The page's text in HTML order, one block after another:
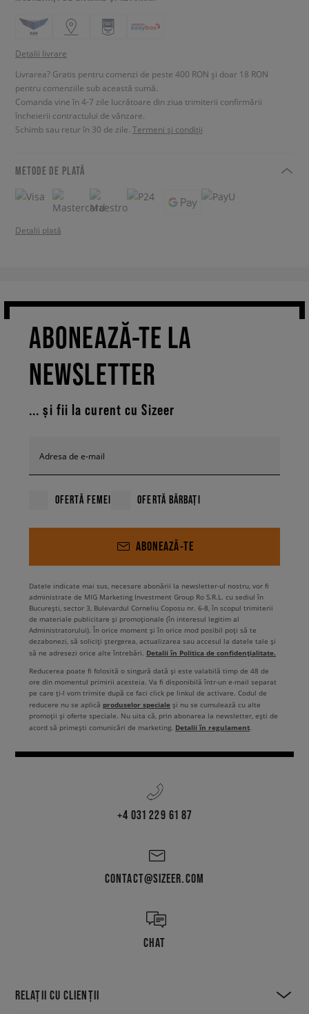
Detalii livrare
Livrarea? Gratis pentru comenzi de peste 400 RON și doar 18 RON
pentru comenziile sub această sumă.
Comanda vine în 4-7 zile lucrătoare din ziua trimiterii confirmării
încheierii contractului de vânzare.
Schimb sau retur în 30 de zile. Termeni și condiții
METODE DE PLATĂ
Detalii plată
ABONEAZĂ-TE LA
NEWSLETTER
... și fii la curent cu Sizeer
Adresa de e-mail
OFERTĂ FEMEI OFERTĂ BĂRBAȚI
ABONEAZĂ-TE
Datele indicate mai sus, necesare abonării la newsletter-ul nostru, vor fi
administrate de MIG Marketing Investment Group Ro S.R.L. cu sediul în
București, sector 3, Bulevardul Corneliu Coposu nr. 6-8, în scopul trimiterii
de materiale publicitare și promoționale (în interesul legitim al
Administratorului). În orice moment și în orice mod posibil poți să te
dezabonezi, să soliciți ștergerea, actualizarea sau accesul la datele tale și
să ne adresezi orice alte întrebări. Detalii în Politica de confidențialitate.
Reducerea poate fi folosită o singură dată și este valabilă timp de 48 de
ore din momentul primirii acesteia. Va fi disponibilă într-un e-mail separat
pe care ți-l vom trimite după ce faci click pe linkul de activare. Codul de
reducere nu se aplică produselor speciale și nu se cumulează cu alte
promoții și oferte speciale. Nu uita că, prin abonarea la newsletter, ești de
acord să primești comunicări de marketing. Detalii în regulament
+4 031 229 61 87
CONTACT@SIZEER.COM
CHAT
RELAȚII CU CLIENȚII